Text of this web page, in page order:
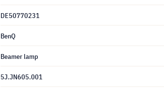
DE50770231
BenQ
Beamer lamp
5J.JN605.001